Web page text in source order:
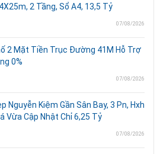
2 Tầng, Sổ A4, 13,5 Tỷ
07/08/2026
2 Mặt Tiền Trục Đường 41M Hỗ Trợ
0%
07/08/2026
Nguyễn Kiệm Gần Sân Bay, 3 Pn, Hxh
Vừa Cập Nhật Chỉ 6,25 Tỷ
07/08/2026